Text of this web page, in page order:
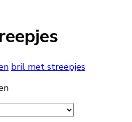
bril met streepjes